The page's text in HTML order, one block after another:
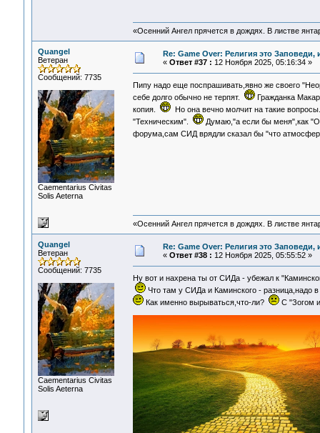
«Осенний Ангел прячется в дождях. В листве
Quangel
Ветеран
Сообщений: 7735
Сaementarius Civitas
Solis Aeterna
Re: Game Over: Религия это Заповеди,
« Ответ #37 : 12 Ноября 2025, 05:16:34 »
Пипу надо еще поспрашивать,явно же своего
себе долго обычно не терпят.
Гражданка
копия.
Но она вечно молчит на такие
"Техническим".
Думаю,"а если бы меня",как
форума,сам СИД врядли сказал бы "что
«Осенний Ангел прячется в дождях. В листве
Quangel
Ветеран
Сообщений: 7735
Сaementarius Civitas
Solis Aeterna
Re: Game Over: Религия это Заповеди,
« Ответ #38 : 12 Ноября 2025, 05:55:52 »
Ну вот и нахрена ты от СИДа - убежал к
Что там у СИДа и Каминского - разница,надо
Как именно вырываться,что-ли?
С "Зогом